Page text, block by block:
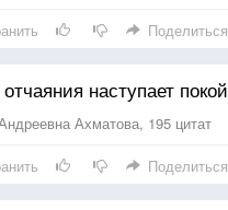
Поделиться
наступает
Ахматова, 195 цитат
Поделиться